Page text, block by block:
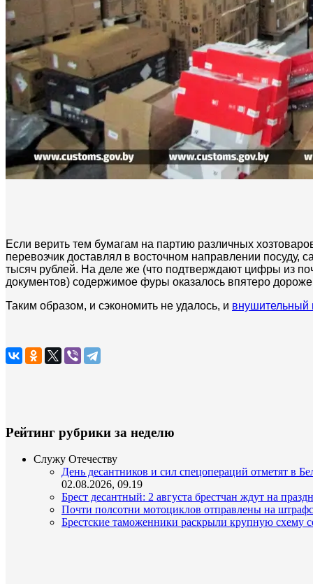
Если верить тем бумагам на партию различных
перевозчик доставлял в восточном направлении
тысяч рублей. На деле же (что подтверждают цифры из
документов) содержимое фуры оказалось впятеро
Таким образом, и сэкономить не удалось, и внушительный
Рейтинг рубрики за неделю
Служу Отечеству
День десантников и сил спецопераций отметят в
02.08.2026, 09.19
Брест десантный: 2 августа брестчан ждут на
Почти полсотни мотоциклов отправлены на
Брестские таможенники раскрыли крупную схему